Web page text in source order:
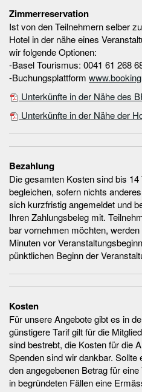
Zimmerreservation
Ist von den Teilnehmern selber
Hotel in der nähe eines
wir folgende Optionen:
-Basel Tourismus: 0041 61 268
-Buchungsplattform
Unterkünfte in der Nähe des
Unterkünfte in der Nähe der
Bezahlung
Die gesamten Kosten sind bis
begleichen, sofern nichts
sich kurzfristig angemeldet und
Ihren Zahlungsbeleg mit.
bar vornehmen möchten,
Minuten vor
pünktlichen Beginn der
Kosten
Für unsere Angebote gibt es in
günstigere Tarif gilt für die
sind bestrebt, die Kosten für die
Spenden sind wir dankbar.
den angegebenen Betrag für
in begründeten Fällen eine